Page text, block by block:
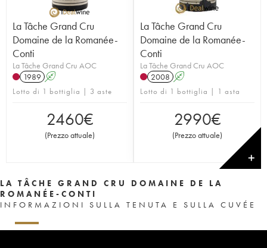
La Tâche Grand Cru
Domaine de la Romanée-
Conti
La Tâche Grand Cru AOC
1989 A
Lotto di 1 bottiglia | 3 aste
2460€
(Prezzo attuale)
La Tâche Grand Cru
Domaine de la Romanée-
Conti
La Tâche Grand Cru AOC
2008 A
Lotto di 1 bottiglia | 1 asta
2990€
(Prezzo attuale)
✕
LA TÂCHE GRAND CRU DOMAINE DE LA
ROMANÉE-CONTI
INFORMAZIONI SULLA TENUTA E SULLA CUVÉE